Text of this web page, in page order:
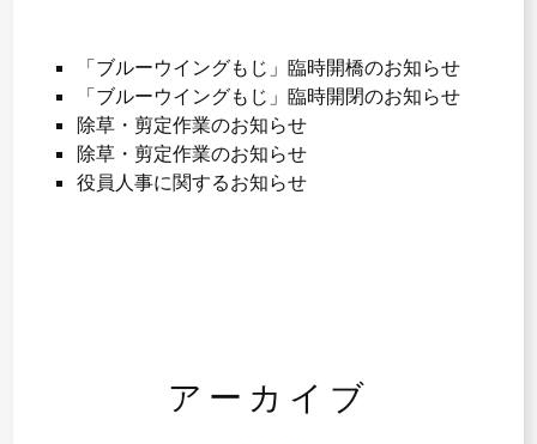
「ブルーウイングもじ」臨時開橋のお知らせ
「ブルーウイングもじ」臨時開閉のお知らせ
除草・剪定作業のお知らせ
除草・剪定作業のお知らせ
役員人事に関するお知らせ
アーカイブ